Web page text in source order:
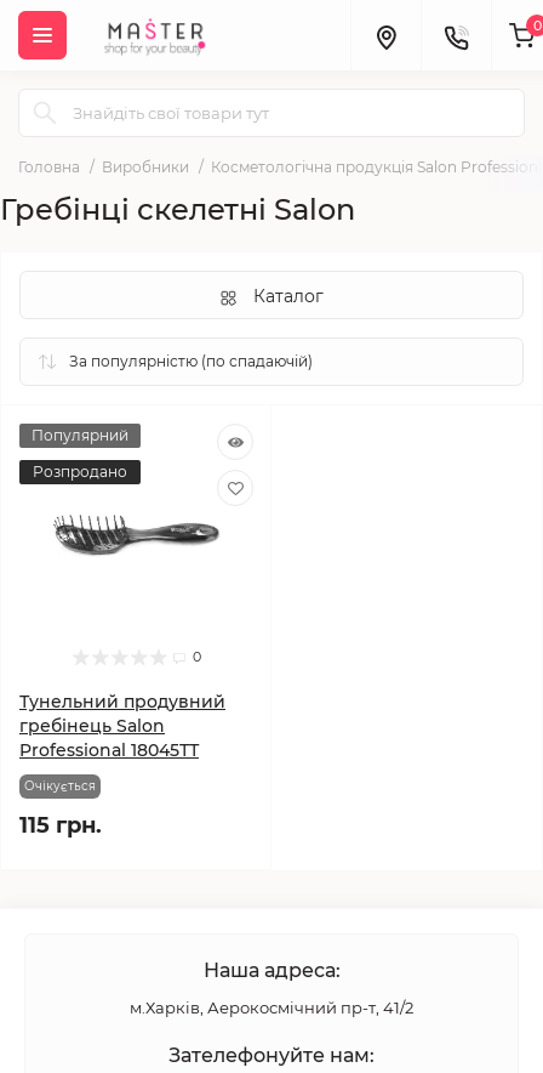
0
Головна Виробники Косметологічна продукція Salon
Гребінці скелетні Salon
Каталог
Популярний
Розпродано
0
Тунельний продувний
гребінець Salon
Professional 18045ТТ
Очікується
115 грн.
Наша адреса:
м.Харків, Аерокосмічний пр-т, 41/2
Зателефонуйте нам: